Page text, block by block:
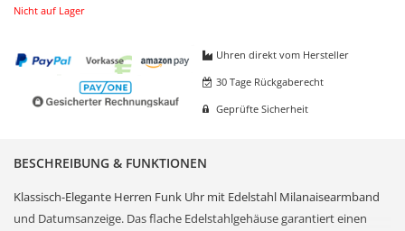
Nicht auf Lager
Uhren direkt vom Hersteller
30 Tage Rückgaberecht
Geprüfte Sicherheit
BESCHREIBUNG & FUNKTIONEN
Klassisch-Elegante Herren Funk Uhr mit Edelstahl Milanaisearmband
und Datumsanzeige. Das flache Edelstahlgehäuse garantiert einen